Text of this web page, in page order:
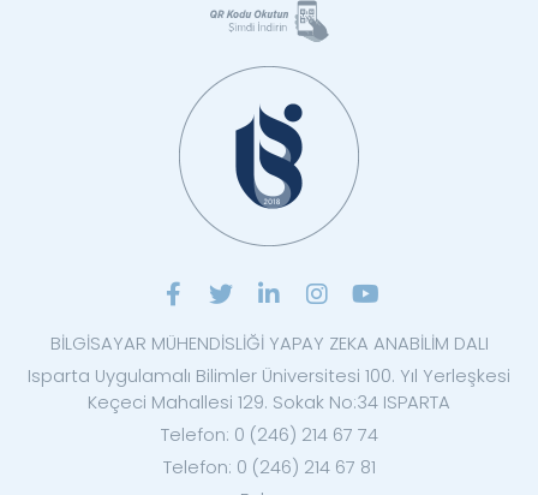
BİLGİSAYAR MÜHENDİSLİĞİ YAPAY ZEKA ANABİLİM DALI
Isparta Uygulamalı Bilimler Üniversitesi 100. Yıl Yerleşkesi
Keçeci Mahallesi 129. Sokak No:34 ISPARTA
Telefon: 0 (246) 214 67 74
Telefon: 0 (246) 214 67 81